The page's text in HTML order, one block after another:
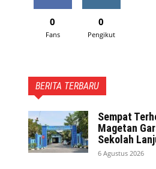
0
Fans
0
Pengikut
BERITA TERBARU
Sempat
Magetan
Sekolah
6 Agustus 2026